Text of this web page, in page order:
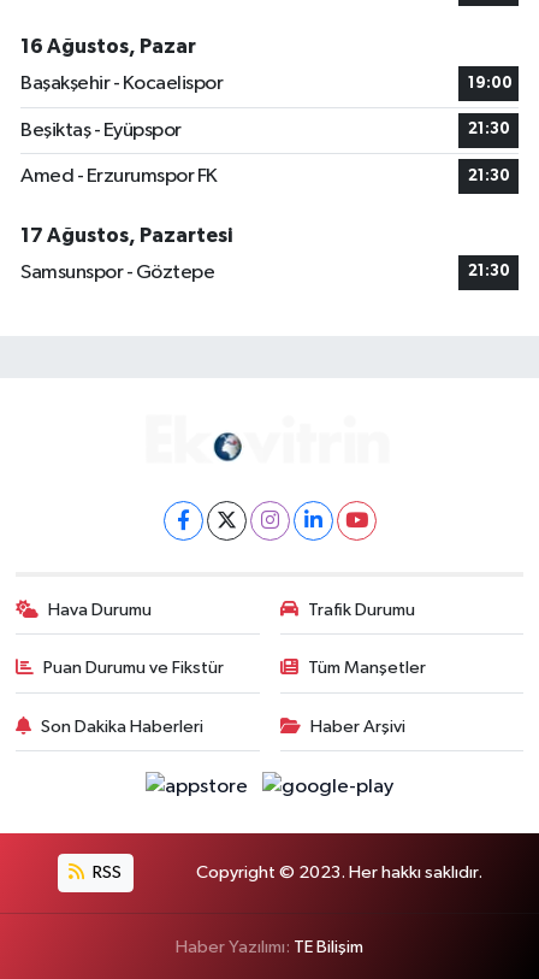
16 Ağustos, Pazar
Başakşehir - Kocaelispor
19:00
Beşiktaş - Eyüpspor 21:30
Amed - Erzurumspor FK 21:30
17 Ağustos, Pazartesi
Samsunspor - Göztepe
21:30
Hava Durumu Trafik Durumu
Puan Durumu ve Fikstür Tüm Manşetler
Son Dakika Haberleri Haber Arşivi
RSS Copyright © 2023. Her hakkı saklıdır.
Haber Yazılımı: TE Bilişim